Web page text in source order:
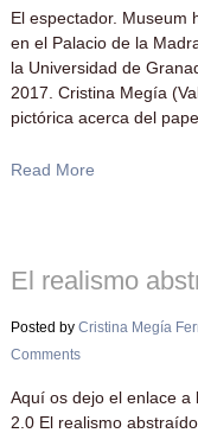
El espectador. Museum
en el Palacio de la
la Universidad de
2017. Cristina Megía
pictórica acerca del
Read More
El realismo
Posted by Cristina Megía
Comments
Aquí os dejo el enlace
2.0 El realismo